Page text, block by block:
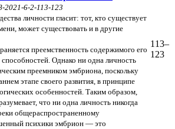
2021-6-2-113-123
личности гласит: тот, кто существует
может существовать и в другие
преемственность содержимого его
Однако ни одна личность
преемником эмбриона, поскольку
этапе своего развития, в принципе
особенностей. Таким образом,
что ни одна личность никогда
общераспространенному
психики эмбрион — это
113–
123